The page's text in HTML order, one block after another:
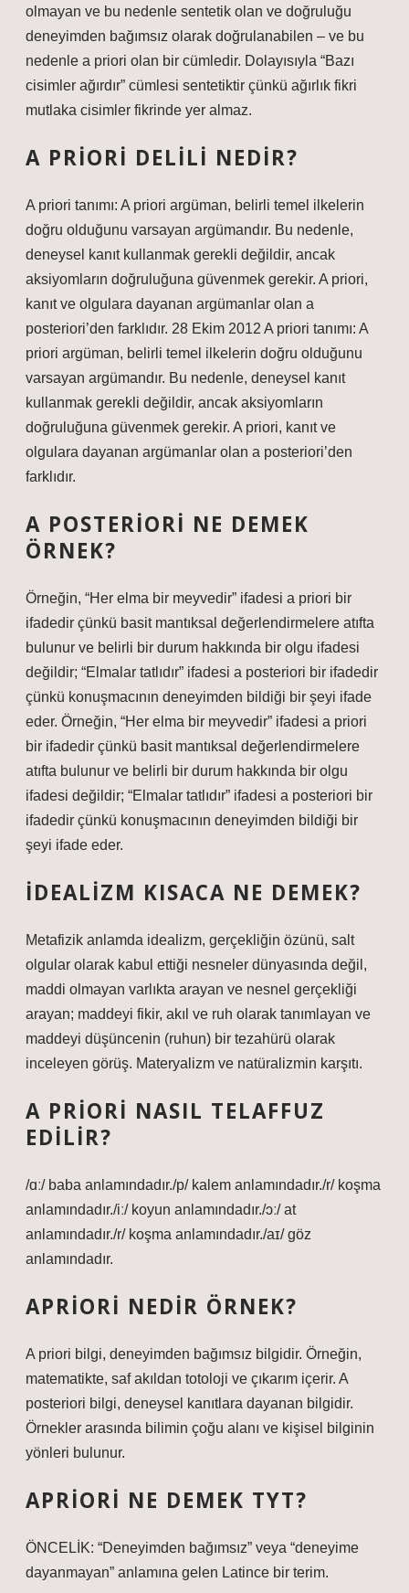
olmayan ve bu nedenle sentetik olan ve doğruluğu
deneyimden bağımsız olarak doğrulanabilen – ve bu
nedenle a priori olan bir cümledir. Dolayısıyla “Bazı
cisimler ağırdır” cümlesi sentetiktir çünkü ağırlık fikri
mutlaka cisimler fikrinde yer almaz.
A PRIORI DELILI NEDIR?
A priori tanımı: A priori argüman, belirli temel ilkelerin
doğru olduğunu varsayan argümandır. Bu nedenle,
deneysel kanıt kullanmak gerekli değildir, ancak
aksiyomların doğruluğuna güvenmek gerekir. A priori,
kanıt ve olgulara dayanan argümanlar olan a
posteriori’den farklıdır. 28 Ekim 2012 A priori tanımı: A
priori argüman, belirli temel ilkelerin doğru olduğunu
varsayan argümandır. Bu nedenle, deneysel kanıt
kullanmak gerekli değildir, ancak aksiyomların
doğruluğuna güvenmek gerekir. A priori, kanıt ve
olgulara dayanan argümanlar olan a posteriori’den
farklıdır.
A POSTERIORI NE DEMEK
ÖRNEK?
Örneğin, “Her elma bir meyvedir” ifadesi a priori bir
ifadedir çünkü basit mantıksal değerlendirmelere atıfta
bulunur ve belirli bir durum hakkında bir olgu ifadesi
değildir; “Elmalar tatlıdır” ifadesi a posteriori bir ifadedir
çünkü konuşmacının deneyimden bildiği bir şeyi ifade
eder. Örneğin, “Her elma bir meyvedir” ifadesi a priori
bir ifadedir çünkü basit mantıksal değerlendirmelere
atıfta bulunur ve belirli bir durum hakkında bir olgu
ifadesi değildir; “Elmalar tatlıdır” ifadesi a posteriori bir
ifadedir çünkü konuşmacının deneyimden bildiği bir
şeyi ifade eder.
İDEALIZM KISACA NE DEMEK?
Metafizik anlamda idealizm, gerçekliğin özünü, salt
olgular olarak kabul ettiği nesneler dünyasında değil,
maddi olmayan varlıkta arayan ve nesnel gerçekliği
arayan; maddeyi fikir, akıl ve ruh olarak tanımlayan ve
maddeyi düşüncenin (ruhun) bir tezahürü olarak
inceleyen görüş. Materyalizm ve natüralizmin karşıtı.
A PRIORI NASIL TELAFFUZ
EDILIR?
/ɑː/ baba anlamındadır./p/ kalem anlamındadır./r/ koşma
anlamındadır./iː/ koyun anlamındadır./ɔː/ at
anlamındadır./r/ koşma anlamındadır./aɪ/ göz
anlamındadır.
APRIORI NEDIR ÖRNEK?
A priori bilgi, deneyimden bağımsız bilgidir. Örneğin,
matematikte, saf akıldan totoloji ve çıkarım içerir. A
posteriori bilgi, deneysel kanıtlara dayanan bilgidir.
Örnekler arasında bilimin çoğu alanı ve kişisel bilginin
yönleri bulunur.
APRIORI NE DEMEK TYT?
ÖNCELİK: “Deneyimden bağımsız” veya “deneyime
dayanmayan” anlamına gelen Latince bir terim.